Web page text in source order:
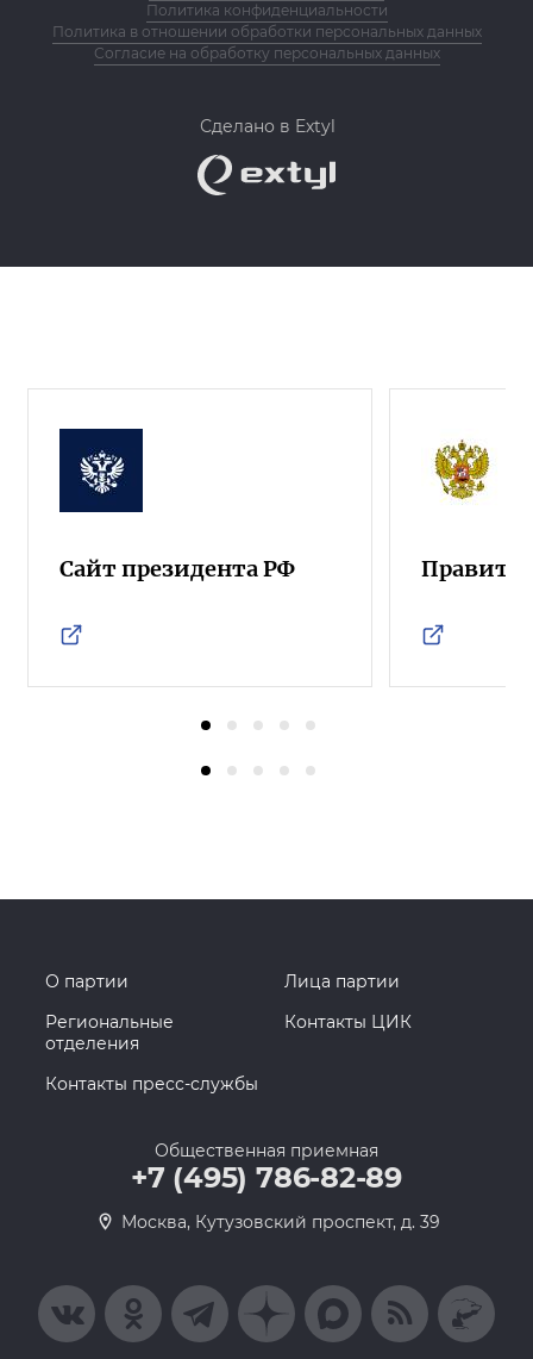
Политика конфиденциальности
Политика в отношении обработки персональных данных
Согласие на обработку персональных данных
Сделано в Extyl
Сайт президента РФ
О партии
Лица партии
Региональные
отделения
Контакты ЦИК
Контакты пресс-службы
Общественная приемная
+7 (495) 786-82-89
Москва, Кутузовский проспект, д. 39